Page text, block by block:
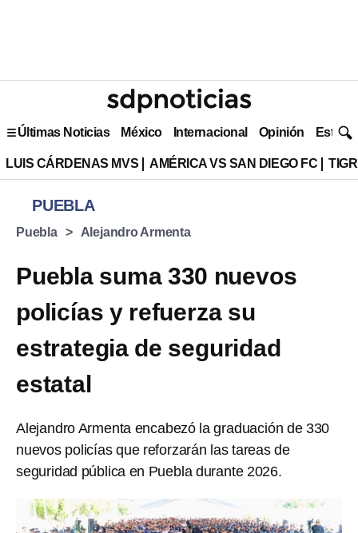
Últimas Noticias México Internacional Opinión Estilo
LUIS CÁRDENAS MVS AMÉRICA VS SAN DIEGO FC
PUEBLA
Puebla Alejandro Armenta
Puebla suma 330 nuevos
policías y refuerza su
estrategia de seguridad
estatal
Alejandro Armenta encabezó la graduación de 330
nuevos policías que reforzarán las tareas de
seguridad pública en Puebla durante 2026.